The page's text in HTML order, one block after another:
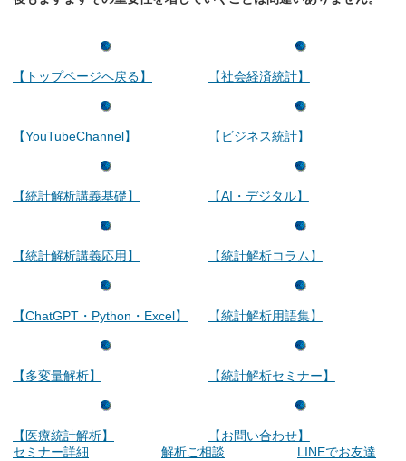
【トップページへ戻る】
【YouTubeChannel】
【統計解析講義基礎】
【統計解析講義応用】
【ChatGPT・Python・Excel】
【多変量解析】
【医療統計解析】
【社会経済統計】
【ビジネス統計】
【AI・デジタル】
【統計解析コラム】
【統計解析用語集】
【統計解析セミナー】
【お問い合わせ】
セミナー詳細
解析ご相談 LINEでお友達